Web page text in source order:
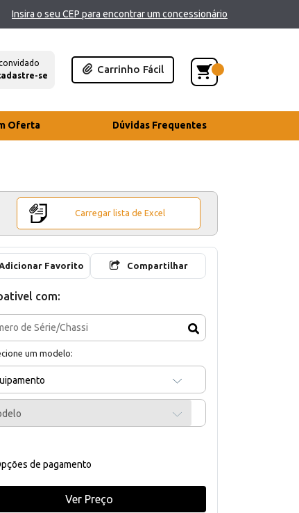
Insira o seu CEP para encontrar um concessionário
se
Carrinho Fácil
Oferta Dúvidas Frequentes
Carregar lista de Excel
Favorito Compartilhar
com:
um modelo:
de pagamento
Ver Preço